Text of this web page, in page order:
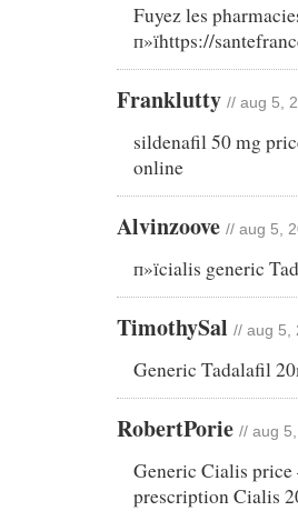
Fuyez les
п»їhttps://
Franklutty // aug 5,
sildenafil 50 mg
online
Alvinzoove // aug 5,
п»їcialis generic
TimothySal // aug 5,
Generic Tadalafil
RobertPorie // aug
Generic Cialis
prescription Cialis